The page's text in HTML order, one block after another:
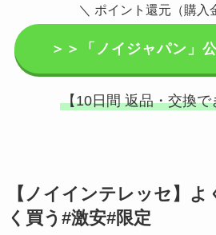
＼ ポイント還元（購入
＞＞「ノイジャパン」
【10日間 返品・交換で
【ノイインテレッセ】
く買う#激安#限定